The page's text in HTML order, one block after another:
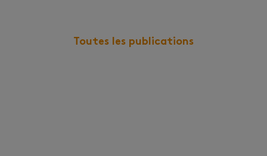
Toutes les publications